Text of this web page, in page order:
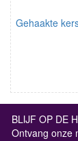
Gehaakte
BLIJF OP DE
Ontvang onze